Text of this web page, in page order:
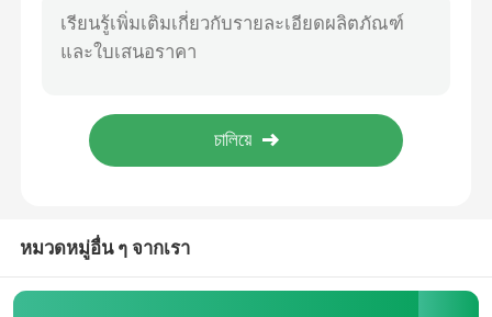
แผงแซนวิช EPS
กระดานขนหิน
เมมเบรนกันซึม
หมวดหมู่อื่น ๆ จากเรา